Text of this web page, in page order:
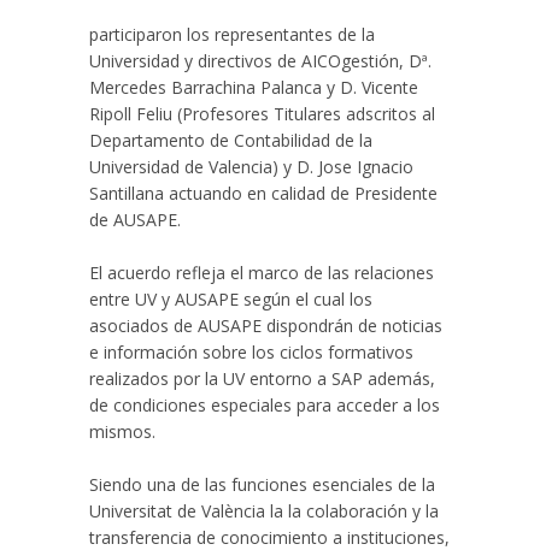
participaron los representantes de la
Universidad y directivos de AICOgestión, Dª.
Mercedes Barrachina Palanca y D. Vicente
Ripoll Feliu (Profesores Titulares adscritos al
Departamento de Contabilidad de la
Universidad de Valencia) y D. Jose Ignacio
Santillana actuando en calidad de Presidente
de AUSAPE.
El acuerdo refleja el marco de las relaciones
entre UV y AUSAPE según el cual los
asociados de AUSAPE dispondrán de noticias
e información sobre los ciclos formativos
realizados por la UV entorno a SAP además,
de condiciones especiales para acceder a los
mismos.
Siendo una de las funciones esenciales de la
Universitat de València la la colaboración y la
transferencia de conocimiento a instituciones,